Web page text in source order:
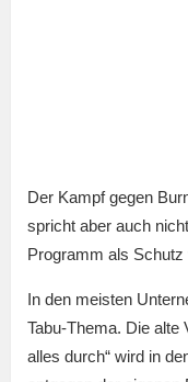
Der Kampf gegen
spricht aber auch
Programm als
In den meisten
Tabu-Thema. Die alte
alles durch“ wird in